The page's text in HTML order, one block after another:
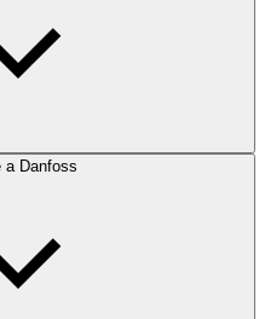
a Danfoss